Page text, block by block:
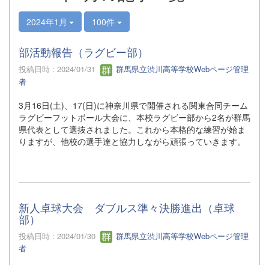
2024年1月 100件
部活動報告（ラグビー部）
投稿日時 : 2024/01/31
群馬県立渋川高等学校Webページ管理
者
3月16日(土)、17(日)に神奈川県で開催される関東合同チーム
ラグビーフットボール大会に、本校ラグビー部から2名が群馬
県代表として選抜されました。これから本格的な練習が始ま
りますが、他校の選手達と協力しながら頑張っていきます。
新人卓球大会 ダブルス準々決勝進出（卓球
部）
投稿日時 : 2024/01/30
群馬県立渋川高等学校Webページ管理
者